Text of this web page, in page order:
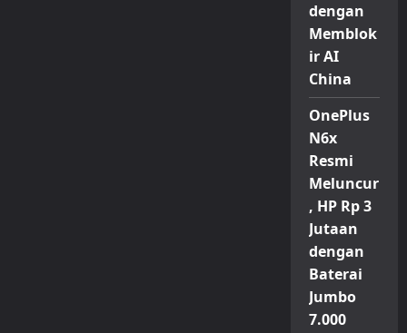
dengan
Memblok
ir AI
China
OnePlus
N6x
Resmi
Meluncur
, HP Rp 3
Jutaan
dengan
Baterai
Jumbo
7.000